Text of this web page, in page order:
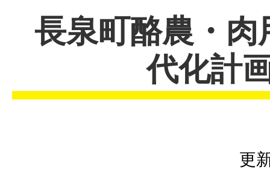
長泉町酪農・肉
代化計
更